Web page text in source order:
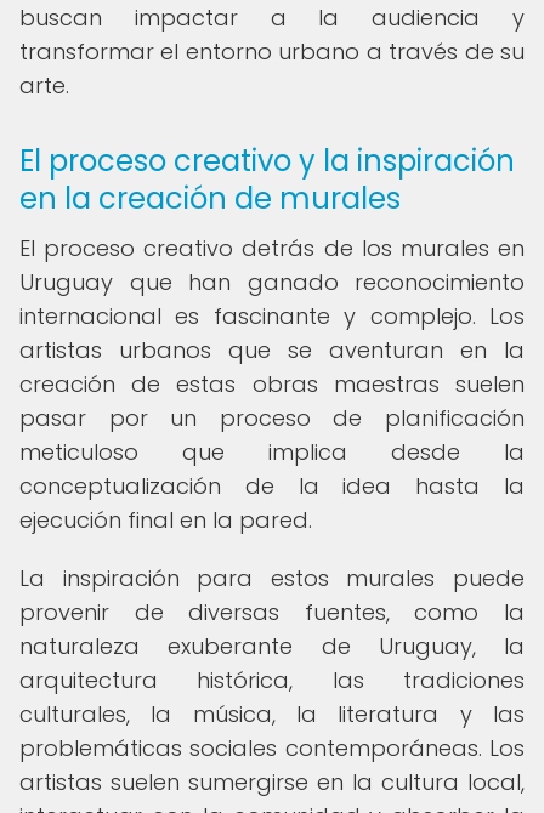
buscan impactar a la audiencia y
transformar el entorno urbano a través de su
arte.
El proceso creativo y la inspiración
en la creación de murales
El proceso creativo detrás de los murales en
Uruguay que han ganado reconocimiento
internacional es fascinante y complejo. Los
artistas urbanos que se aventuran en la
creación de estas obras maestras suelen
pasar por un proceso de planificación
meticuloso que implica desde la
conceptualización de la idea hasta la
ejecución final en la pared.
La inspiración para estos murales puede
provenir de diversas fuentes, como la
naturaleza exuberante de Uruguay, la
arquitectura histórica, las tradiciones
culturales, la música, la literatura y las
problemáticas sociales contemporáneas. Los
artistas suelen sumergirse en la cultura local,